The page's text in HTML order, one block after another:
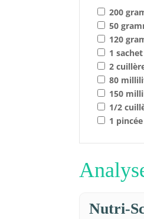
200
50
120
1 sachet
2
80
150
1/2
1 pincée
Nutri-